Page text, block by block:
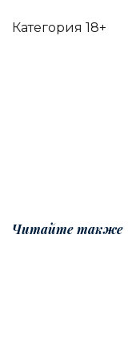
Категория 18+
Читайте также